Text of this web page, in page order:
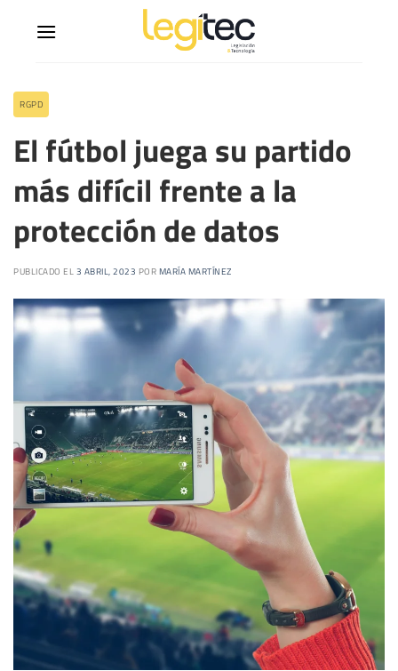
RGPD
El fútbol juega su partido
más difícil frente a la
protección de datos
PUBLICADO EL 3 ABRIL, 2023 POR MARÍA MARTÍNEZ